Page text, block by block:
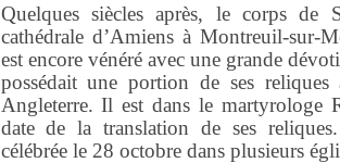
Quelques siècles après, le corps de
cathédrale d’Amiens à Montreuil-sur-
est encore vénéré avec une grande
possédait une portion de ses
Angleterre. Il est dans le martyrologe
date de la translation de ses
célébrée le 28 octobre dans plusieurs